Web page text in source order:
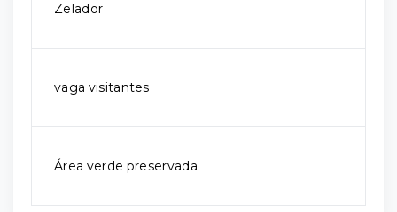
Zelador
vaga visitantes
Área verde preservada